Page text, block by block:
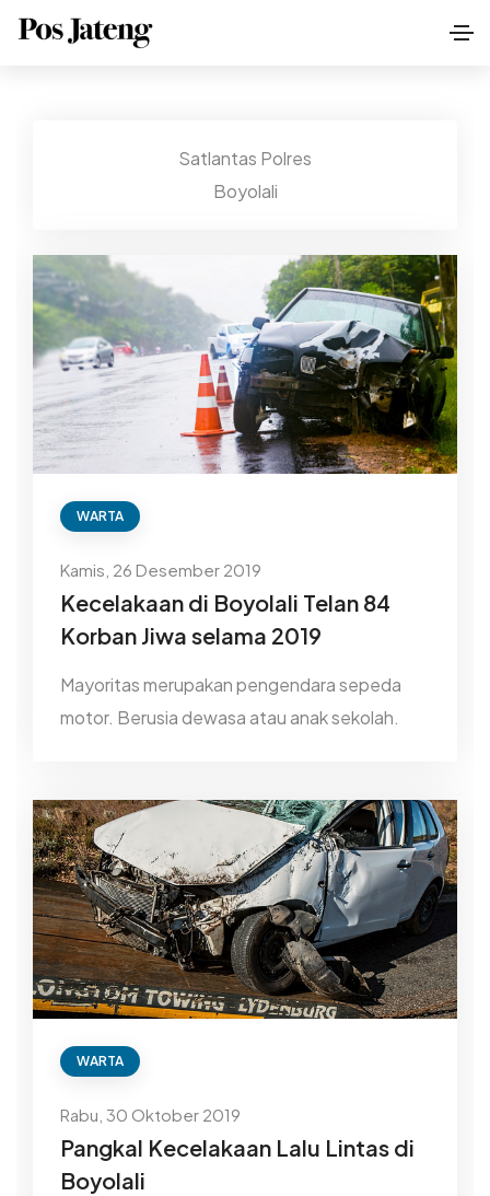
Satlantas Polres
Boyolali
WARTA
Kamis, 26 Desember 2019
Kecelakaan di Boyolali Telan 84
Korban Jiwa selama 2019
Mayoritas merupakan pengendara sepeda
motor. Berusia dewasa atau anak sekolah.
WARTA
Rabu, 30 Oktober 2019
Pangkal Kecelakaan Lalu Lintas di
Boyolali